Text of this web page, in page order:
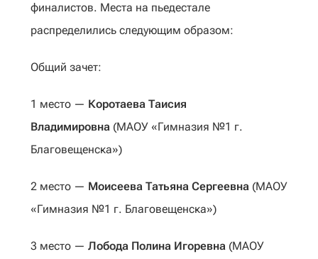
финалистов. Места на пьедестале
распределились следующим образом:
Общий зачет:
1 место — Коротаева Таисия
Владимировна (МАОУ «Гимназия №1 г.
Благовещенска»)
2 место — Моисеева Татьяна Сергеевна (МАОУ
«Гимназия №1 г. Благовещенска»)
3 место — Лобода Полина Игоревна (МАОУ